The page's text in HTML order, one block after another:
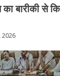
का बारीकी से
2026